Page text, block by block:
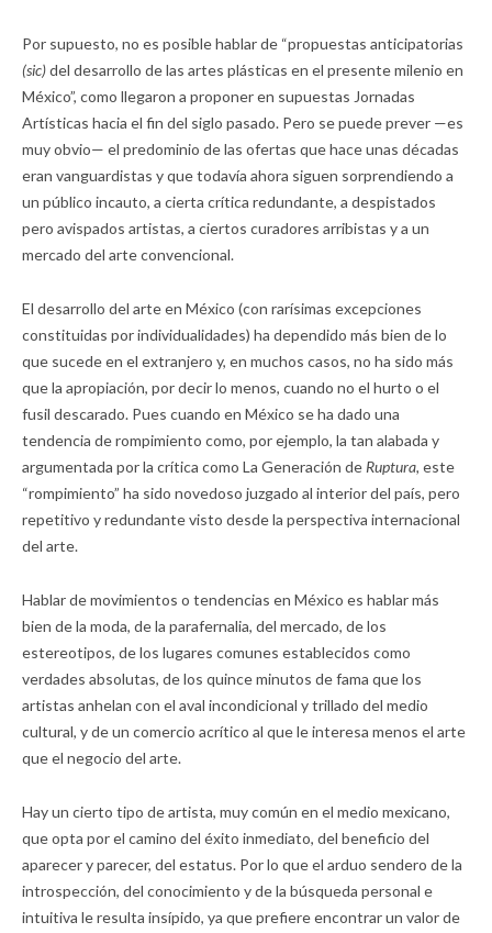
Por supuesto, no es posible hablar de “propuestas anticipatorias
(sic)del desarrollo de las artes plásticas en el presente milenio en
México”, como llegaron a proponer en supuestas Jornadas
Artísticas hacia el fin del siglo pasado. Pero se puede prever —es
muy obvio— el predominio de las ofertas que hace unas décadas
eran vanguardistas y que todavía ahora siguen sorprendiendo a
un público incauto, a cierta crítica redundante, a despistados
pero avispados artistas, a ciertos curadores arribistas y a un
mercado del arte convencional.
El desarrollo del arte en México (con rarísimas excepciones
constituidas por individualidades) ha dependido más bien de lo
que sucede en el extranjero y, en muchos casos, no ha sido más
que la apropiación, por decir lo menos, cuando no el hurto o el
fusil descarado. Pues cuando en México se ha dado una
tendencia de rompimiento como, por ejemplo, la tan alabada y
argumentada por la crítica como La Generación de Ruptura, este
“rompimiento” ha sido novedoso juzgado al interior del país, pero
repetitivo y redundante visto desde la perspectiva internacional
del arte.
Hablar de movimientos o tendencias en México es hablar más
bien de la moda, de la parafernalia, del mercado, de los
estereotipos, de los lugares comunes establecidos como
verdades absolutas, de los quince minutos de fama que los
artistas anhelan con el aval incondicional y trillado del medio
cultural, y de un comercio acrítico al que le interesa menos el arte
que el negocio del arte.
Hay un cierto tipo de artista, muy común en el medio mexicano,
que opta por el camino del éxito inmediato, del beneficio del
aparecer y parecer, del estatus. Por lo que el arduo sendero de la
introspección, del conocimiento y de la búsqueda personal e
intuitiva le resulta insípido, ya que prefiere encontrar un valor de